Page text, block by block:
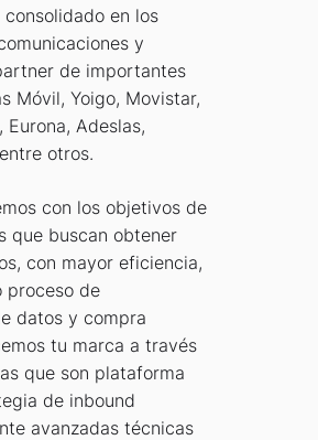
en los
y
de importantes
Móvil, Yoigo, Movistar,
Eurona, Adeslas,
otros.
con los objetivos de
que buscan obtener
con mayor eficiencia,
proceso de
datos y compra
tu marca a través
que son plataforma
de inbound
avanzadas técnicas